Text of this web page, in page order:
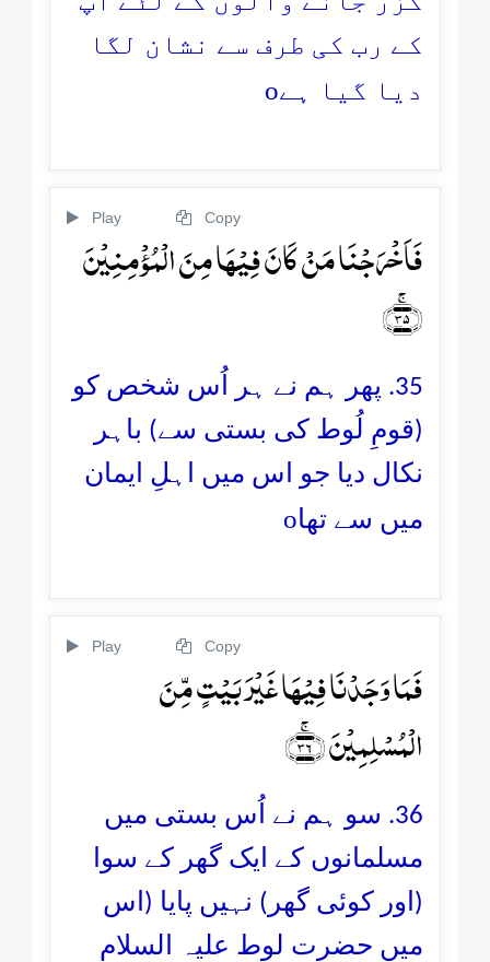
کے رب کی طرف سے نشان لگا
دیا گیا ہےo
Play Copy
فَاَخۡرَجۡنَا مَنۡ کَانَ فِیۡہَا مِنَ الۡمُؤۡمِنِیۡنَ
﴿ۚ۳۵﴾
35. پھر ہم نے ہر اُس شخص کو
(قومِ لُوط کی بستی سے) باہر
نکال دیا جو اس میں اہلِ ایمان
میں سے تھاo
Play Copy
فَمَا وَجَدۡنَا فِیۡہَا غَیۡرَ بَیۡتٍ مِّنَ
الۡمُسۡلِمِیۡنَ ﴿ۚ۳۶﴾
36. سو ہم نے اُس بستی میں
مسلمانوں کے ایک گھر کے سوا
(اور کوئی گھر) نہیں پایا (اس
میں حضرت لوط علیہ السلام